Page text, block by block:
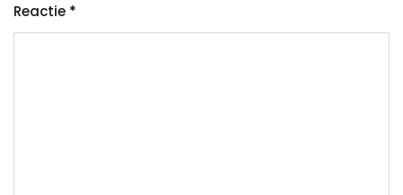
Reactie *